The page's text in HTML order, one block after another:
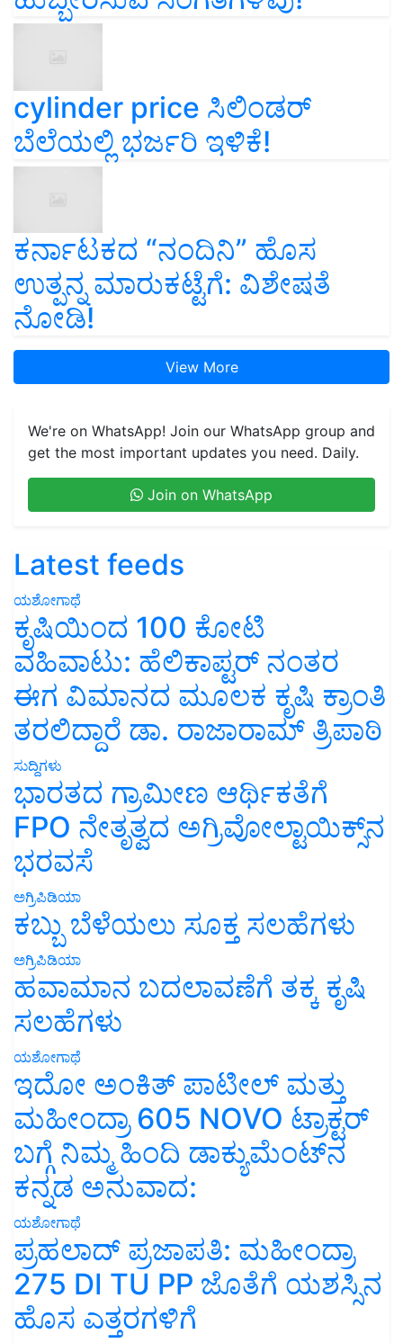
cylinder price ಸಿಲಿಂಡರ್‌
ಬೆಲೆಯಲ್ಲಿ ಭರ್ಜರಿ ಇಳಿಕೆ!
ಕರ್ನಾಟಕದ “ನಂದಿನಿ” ಹೊಸ
ಉತ್ಪನ್ನ ಮಾರುಕಟ್ಟೆಗೆ: ವಿಶೇಷತೆ
ನೋಡಿ!
View More
We're on WhatsApp! Join our WhatsApp group and
get the most important updates you need. Daily.
Join on WhatsApp
Latest feeds
ಯಶೋಗಾಥೆ
ಕೃಷಿಯಿಂದ 100 ಕೋಟಿ
ವಹಿವಾಟು: ಹೆಲಿಕಾಪ್ಟರ್ ನಂತರ
ಈಗ ವಿಮಾನದ ಮೂಲಕ ಕೃಷಿ ಕ್ರಾಂತಿ
ತರಲಿದ್ದಾರೆ ಡಾ. ರಾಜಾರಾಮ್ ತ್ರಿಪಾಠಿ
ಸುದ್ದಿಗಳು
ಭಾರತದ ಗ್ರಾಮೀಣ ಆರ್ಥಿಕತೆಗೆ
FPO ನೇತೃತ್ವದ ಅಗ್ರಿವೋಲ್ಟಾಯಿಕ್ಸ್‌ನ
ಭರವಸೆ
ಅಗ್ರಿಪಿಡಿಯಾ
ಕಬ್ಬು ಬೆಳೆಯಲು ಸೂಕ್ತ ಸಲಹೆಗಳು
ಅಗ್ರಿಪಿಡಿಯಾ
ಹವಾಮಾನ ಬದಲಾವಣೆಗೆ ತಕ್ಕ ಕೃಷಿ
ಸಲಹೆಗಳು
ಯಶೋಗಾಥೆ
ಇದೋ ಅಂಕಿತ್ ಪಾಟೀಲ್ ಮತ್ತು
ಮಹೀಂದ್ರಾ 605 NOVO ಟ್ರಾಕ್ಟರ್
ಬಗ್ಗೆ ನಿಮ್ಮ ಹಿಂದಿ ಡಾಕ್ಯುಮೆಂಟ್‌ನ
ಕನ್ನಡ ಅನುವಾದ:
ಯಶೋಗಾಥೆ
ಪ್ರಹಲಾದ್ ಪ್ರಜಾಪತಿ: ಮಹೀಂದ್ರಾ
275 DI TU PP ಜೊತೆಗೆ ಯಶಸ್ಸಿನ
ಹೊಸ ಎತ್ತರಗಳಿಗೆ